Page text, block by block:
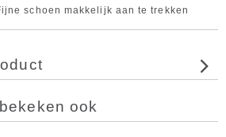
schoen makkelijk aan te trekken
ook